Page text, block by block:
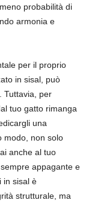
probabilità di
armonia e
per il proprio
in sisal, può
Tuttavia, per
tuo gatto rimanga
una
modo, non solo
anche al tuo
appagante e
in sisal è
strutturale, ma